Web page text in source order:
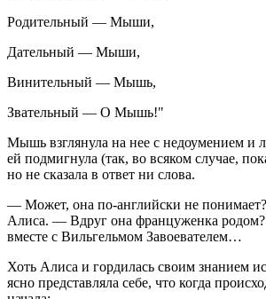
Родительный — Мыши,
Дательный — Мыши,
Винительный — Мышь,
Звательный — О Мышь!"
Мышь взглянула на нее с недоумением и
ей подмигнула (так, во всяком случае,
но не сказала в ответ ни слова.
— Может, она по-английски не
Алиса. — Вдруг она француженка
вместе с Вильгельмом Завоевателем…
Хоть Алиса и гордилась своим знанием
ясно представляла себе, что когда